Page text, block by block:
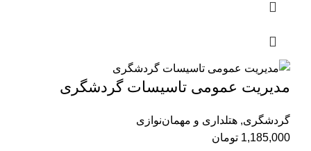
مدیریت عمومی تاسیسات گردشگری
گردشگری, هتلداری و مهمان‌نوازی
1,185,000 تومان